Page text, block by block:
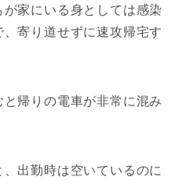
家にいる身としては感染
寄り道せずに速攻帰宅す
帰りの電車が非常に混み
出勤時は空いているのに